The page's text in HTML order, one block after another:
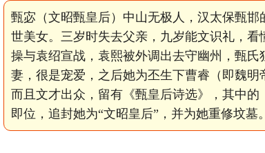
甄宓（文昭甄皇后）中山无极人，汉太保甄
世美女。三岁时失去父亲，九岁能文识礼，
操与袁绍宣战，袁熙被外调出去守幽州，甄
妻，很是宠爱，之后她为丕生下曹睿（即魏
而且文才出众，留有《甄皇后诗选》，其中
即位，追封她为“文昭皇后”，并为她重修坟墓。